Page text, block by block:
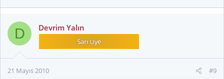
D Devrim Yalın
21 Mayıs 2010 #9